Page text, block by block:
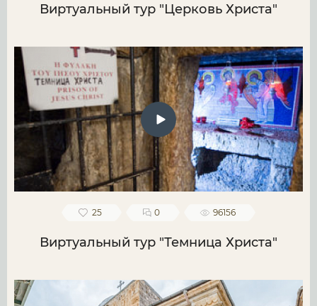
Виртуальный тур "Церковь Христа"
25 0 96156
Виртуальный тур "Темница Христа"